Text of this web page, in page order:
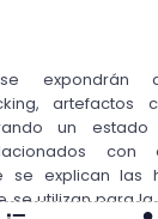
se expondrán
artefactos
un
con
se explican las
se utilizan para